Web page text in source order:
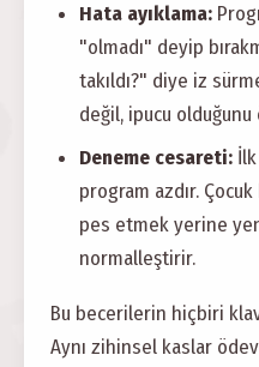
Hata ayıklama:
"olmadı" deyip
takıldı?" diye iz
değil, ipucu
Deneme cesareti:
program azdır.
pes etmek yerine
normalleştirir.
Bu becerilerin hiçbiri
Aynı zihinsel kaslar